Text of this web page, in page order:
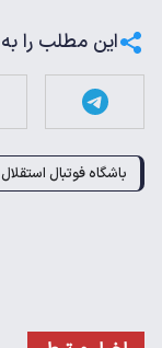
این مطلب را به
باشگاه فوتبال استقلال